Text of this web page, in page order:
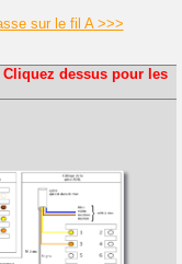
sur le fil A >>>
dessus pour les